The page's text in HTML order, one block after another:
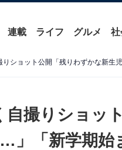
連載 ライフ グルメ 社
撮りショッ
」「新学期始